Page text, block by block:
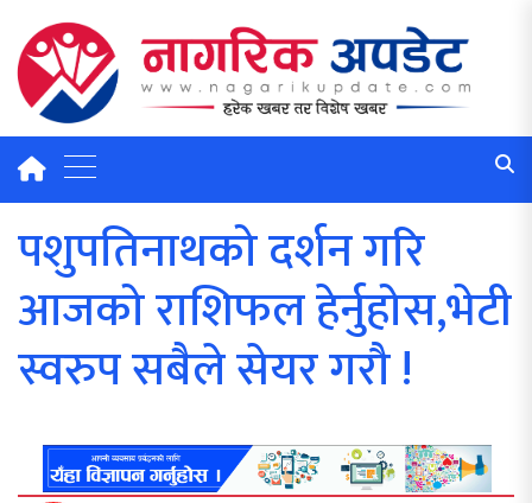
पशुपतिनाथको दर्शन गरि
आजको राशिफल हेर्नुहोस,भेटी
स्वरुप सबैले सेयर गरौ !